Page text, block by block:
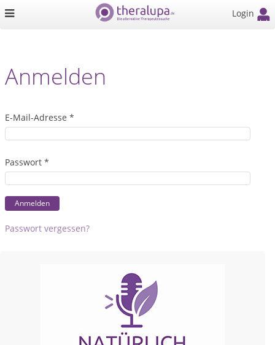
Login
Anmelden
E-Mail-Adresse *
Passwort *
Anmelden
Passwort vergessen?